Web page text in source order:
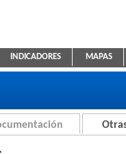
Educativa
INDICADORES MAPAS